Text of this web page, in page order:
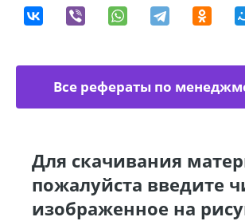
Все рефераты по
Для скачивания
пожалуйста введите
изображенное на